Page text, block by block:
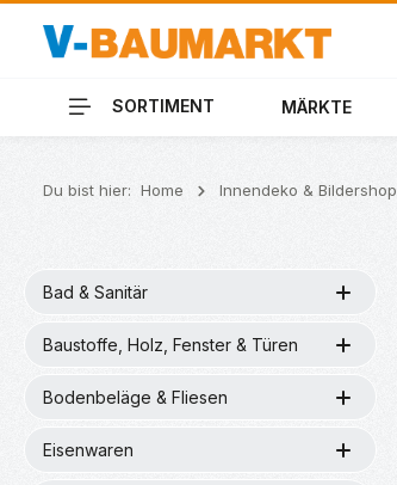
Hauptinhalt springen
Zur Suche springen
Zur Hauptnavigation springen
SORTIMENT MÄRKTE
Du bist hier: Home Innendeko & Bildershop
Bad & Sanitär
Baustoffe, Holz, Fenster & Türen
Bodenbeläge & Fliesen
Eisenwaren